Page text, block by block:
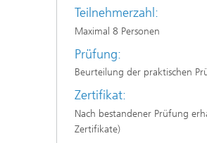
Teilnehmerzahl:
Maximal 8 Personen
Prüfung:
Beurteilung der praktischen
Zertifikat:
Nach bestandener Prüfung
Zertifikate)